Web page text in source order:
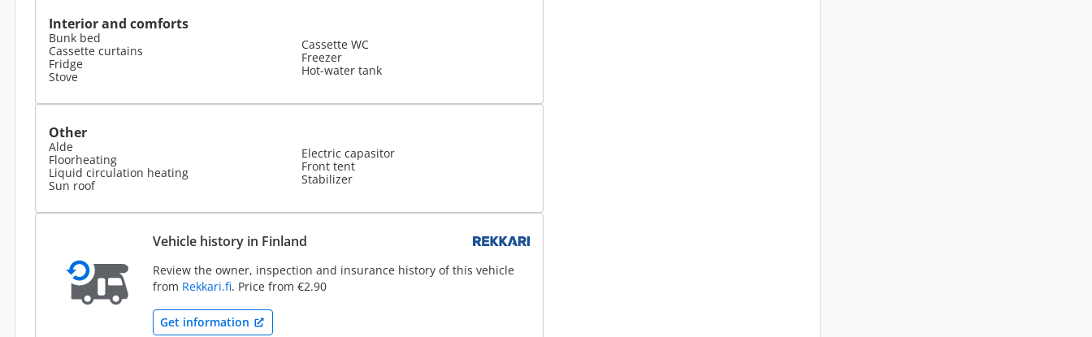
Interior and comforts
Bunk bed
Cassette curtains
Fridge
Stove
Cassette WC
Freezer
Hot-water tank
Other
Alde
Floorheating
Liquid circulation heating
Sun roof
Electric capasitor
Front tent
Stabilizer
Vehicle history in Finland
Review the owner, inspection and insurance history of this vehicle
from Rekkari.fi. Price from €2.90
Get information